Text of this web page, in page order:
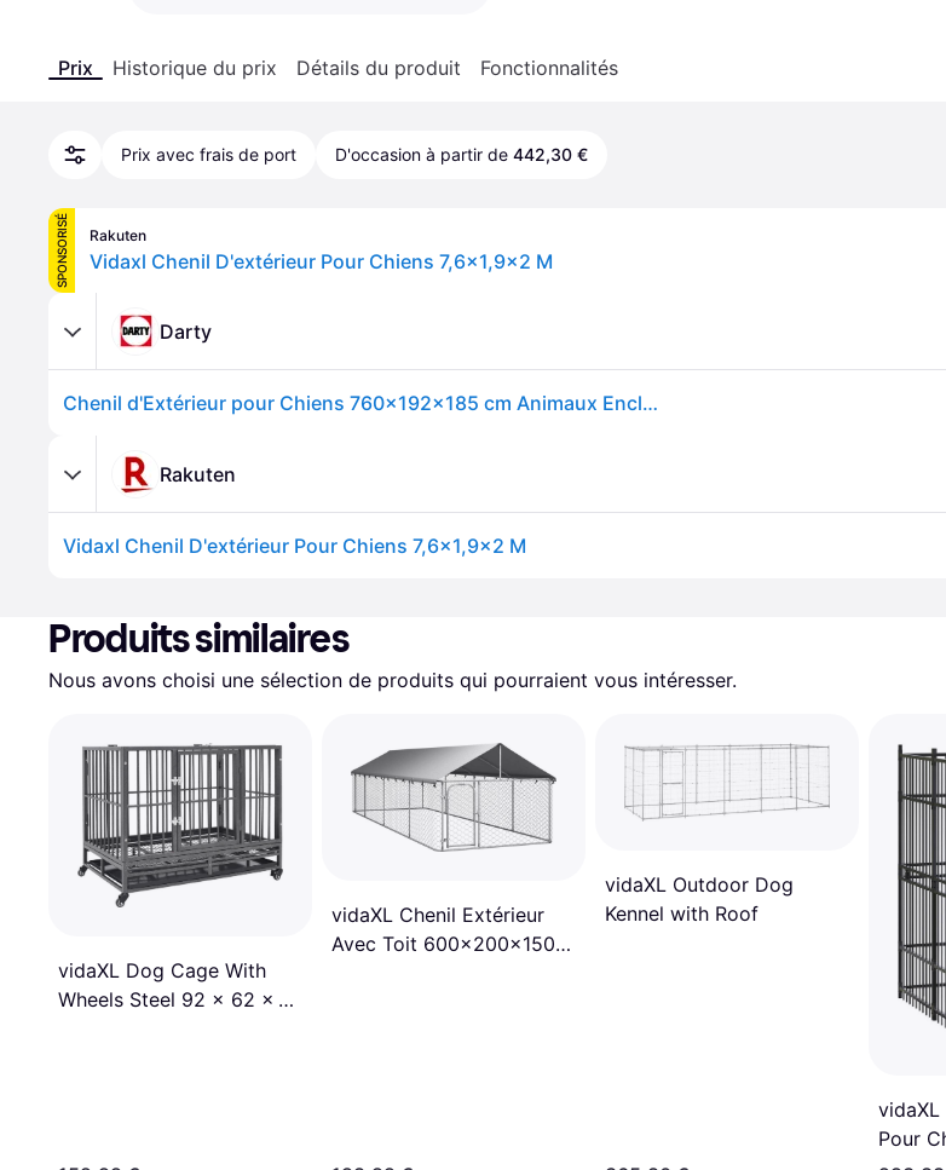
Prix Historique du prix Détails du produit Fonctionnalités
Prix avec frais de port D'occasion à partir de 442,30 €
SPONSORISÉ Rakuten
Vidaxl Chenil D'extérieur Pour Chiens 7,6x1,9x2 M
Darty
Chenil d'Extérieur pour Chiens 760x192x185 cm Animaux Enclos Cage Niche 145030
Rakuten
Vidaxl Chenil D'extérieur Pour Chiens 7,6x1,9x2 M
Produits similaires
Nous avons choisi une sélection de produits qui pourraient vous intéresser.
vidaXL Dog Cage With
Wheels Steel 92 x 62 x 76
vidaXL Chenil Extérieur
Avec Toit 600x200x150
vidaXL Outdoor Dog
Kennel with Roof
Pour